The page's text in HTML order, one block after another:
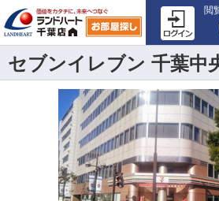
閲
セブンイレブン 千葉中